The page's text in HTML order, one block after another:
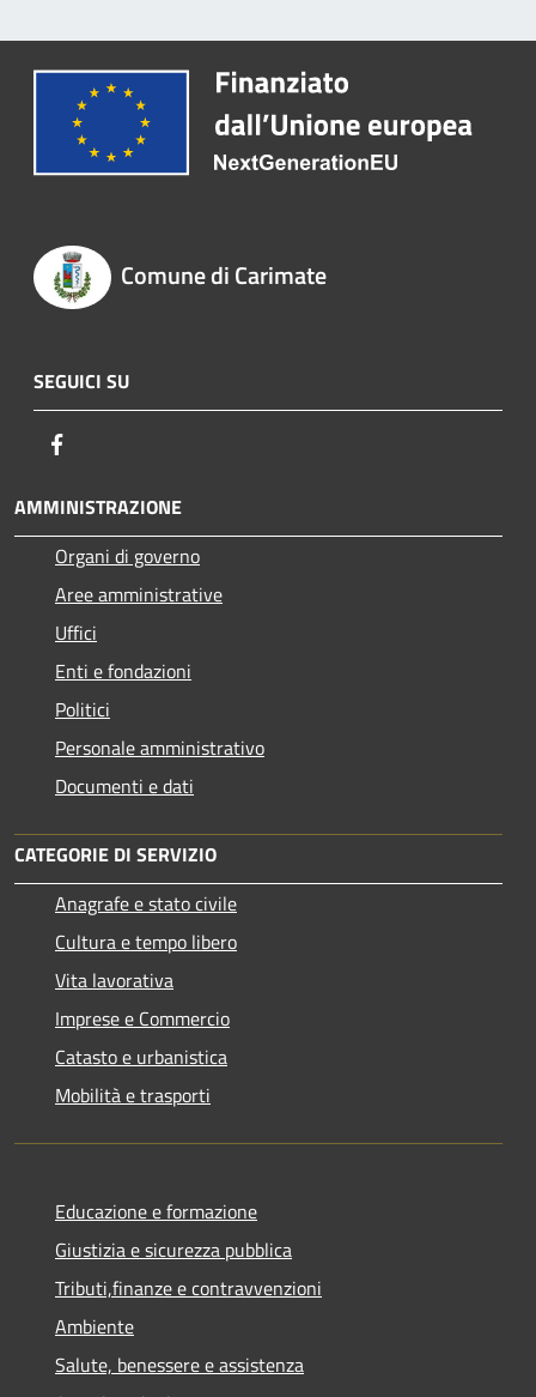
Comune di Carimate
SEGUICI SU
AMMINISTRAZIONE
Organi di governo
Aree amministrative
Uffici
Enti e fondazioni
Politici
Personale amministrativo
Documenti e dati
CATEGORIE DI SERVIZIO
Anagrafe e stato civile
Cultura e tempo libero
Vita lavorativa
Imprese e Commercio
Catasto e urbanistica
Mobilità e trasporti
Educazione e formazione
Giustizia e sicurezza pubblica
Tributi,finanze e contravvenzioni
Ambiente
Salute, benessere e assistenza